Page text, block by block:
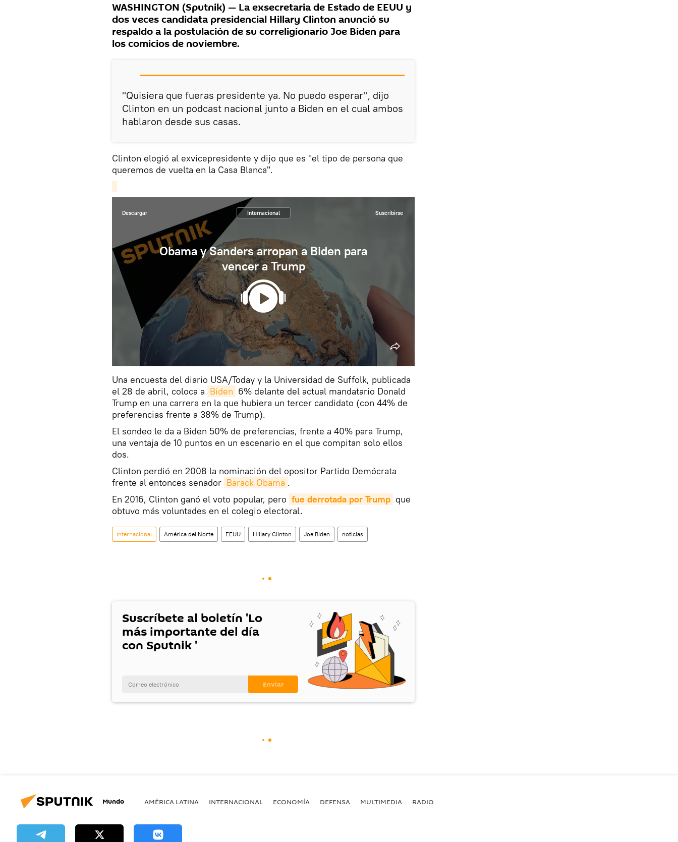
WASHINGTON (Sputnik) — La exsecretaria de Estado de EEUU y
dos veces candidata presidencial Hillary Clinton anunció su
respaldo a la postulación de su correligionario Joe Biden para
los comicios de noviembre.
"Quisiera que fueras presidente ya. No puedo esperar", dijo
Clinton en un podcast nacional junto a Biden en el cual ambos
hablaron desde sus casas.
Clinton elogió al exvicepresidente y dijo que es "el tipo de persona que
queremos de vuelta en la Casa Blanca".
Internacional
Obama y Sanders arropan a Biden para
vencer a Trump
Suscribirse
Descargar
Una encuesta del diario USA/Today y la Universidad de Suffolk, publicada
el 28 de abril, coloca a Biden 6% delante del actual mandatario Donald
Trump en una carrera en la que hubiera un tercer candidato (con 44% de
preferencias frente a 38% de Trump).
El sondeo le da a Biden 50% de preferencias, frente a 40% para Trump,
una ventaja de 10 puntos en un escenario en el que compitan solo ellos
dos.
Clinton perdió en 2008 la nominación del opositor Partido Demócrata
frente al entonces senador Barack Obama .
En 2016, Clinton ganó el voto popular, pero fue derrotada por Trump que
obtuvo más voluntades en el colegio electoral.
Internacional América del Norte EEUU Hillary Clinton Joe Biden noticias
Suscríbete al boletín 'Lo
más importante del día
con Sputnik '
Mundo AMÉRICA LATINA INTERNACIONAL ECONOMÍA DEFENSA MULTIMEDIA RADIO